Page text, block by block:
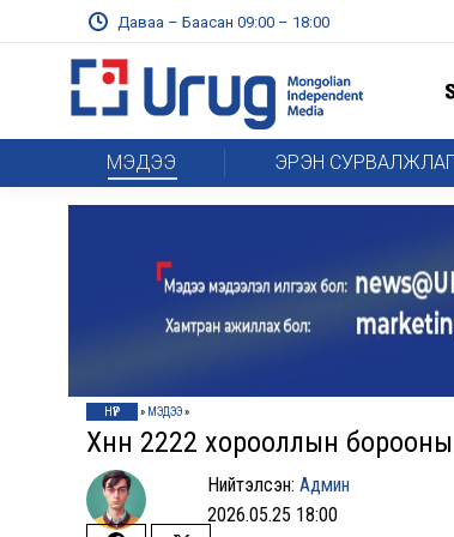
Даваа – Баасан 09:00 – 18:00
МЭДЭЭ ЭРЭН
НҮҮР » МЭДЭЭ»
Хүннү 2222 хорооллын
Нийтэлсэн:Админ
2026.05.25 18:00